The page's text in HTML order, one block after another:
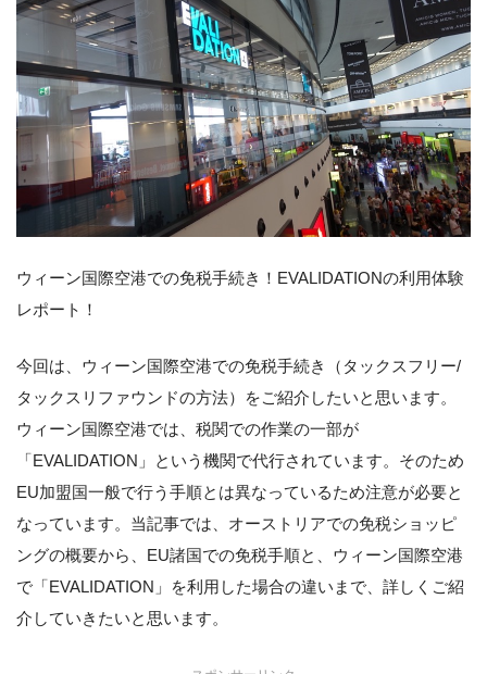
ウィーン国際空港での免税手続き！EVALIDATIONの利用体験
レポート！
今回は、ウィーン国際空港での免税手続き（タックスフリー/
タックスリファウンドの方法）をご紹介したいと思います。
ウィーン国際空港では、税関での作業の一部が
「EVALIDATION」という機関で代行されています。そのため
EU加盟国一般で行う手順とは異なっているため注意が必要と
なっています。当記事では、オーストリアでの免税ショッピ
ングの概要から、EU諸国での免税手順と、ウィーン国際空港
で「EVALIDATION」を利用した場合の違いまで、詳しくご紹
介していきたいと思います。